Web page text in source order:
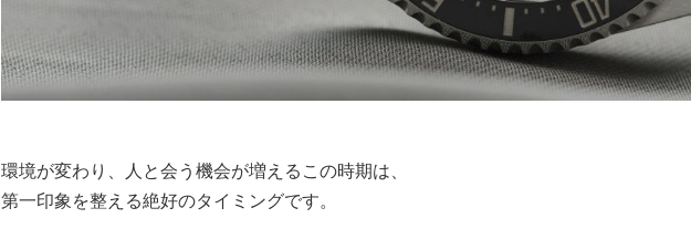
環境が変わり、人と会う機会が増えるこの時期は、
第一印象を整える絶好のタイミングです。